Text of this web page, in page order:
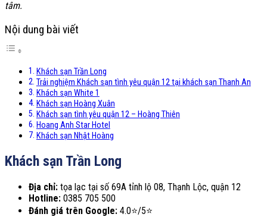
tâm.
Nội dung bài viết
Khách sạn Trần Long
Trải nghiệm Khách sạn tình yêu quận 12 tại khách sạn Thanh An
Khách sạn White 1
Khách sạn Hoàng Xuân
Khách sạn tình yêu quận 12 – Hoàng Thiên
Hoang Anh Star Hotel
Khách sạn Nhật Hoàng
Khách sạn Trần Long
Địa chỉ: tọa lạc tại số 69A tỉnh lộ 08, Thạnh Lộc, quận 12
Hotline: 0385 705 500
Đánh giá trên Google: 4.0⭐/5⭐